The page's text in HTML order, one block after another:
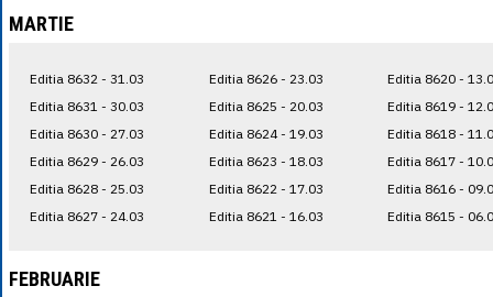
MARTIE
Editia 8632 - 31.03
Editia 8631 - 30.03
Editia 8630 - 27.03
Editia 8629 - 26.03
Editia 8628 - 25.03
Editia 8627 - 24.03
Editia 8626 - 23.03
Editia 8625 - 20.03
Editia 8624 - 19.03
Editia 8623 - 18.03
Editia 8622 - 17.03
Editia 8621 - 16.03
Editia 8620 -
Editia 8619 -
Editia 8618 -
Editia 8617 -
Editia 8616 -
Editia 8615 -
FEBRUARIE